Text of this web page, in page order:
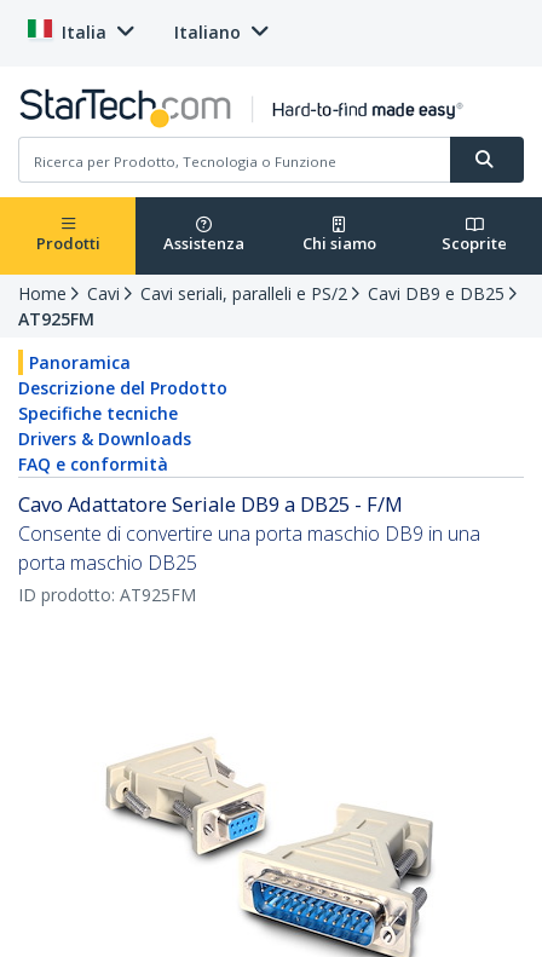
Italia Italiano
Prodotti Assistenza Chi siamo Scoprite
Home Cavi Cavi seriali, paralleli e PS/2
Cavi DB9 e DB25
AT925FM
Panoramica
Descrizione del Prodotto
Specifiche tecniche
Drivers & Downloads
FAQ e conformità
Cavo Adattatore Seriale DB9 a DB25 - F/M
Consente di convertire una porta maschio DB9 in una
porta maschio DB25
ID prodotto: AT925FM